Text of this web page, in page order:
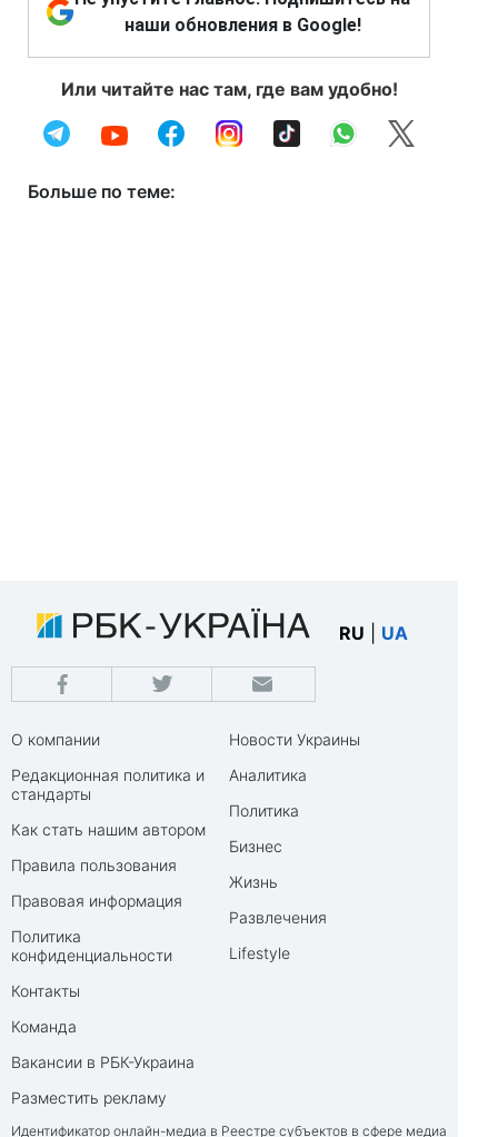
наши обновления в Google!
Или читайте нас там, где вам удобно!
Больше по теме:
RU UA
О компании
Редакционная политика и
стандарты
Как стать нашим автором
Правила пользования
Правовая информация
Политика
конфиденциальности
Контакты
Команда
Вакансии в РБК-Украина
Разместить рекламу
Новости Украины
Аналитика
Политика
Бизнес
Жизнь
Развлечения
Lifestyle
Идентификатор онлайн-медиа в Реестре субъектов в сфере медиа